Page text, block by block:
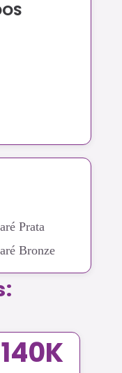
Prata
Bronze